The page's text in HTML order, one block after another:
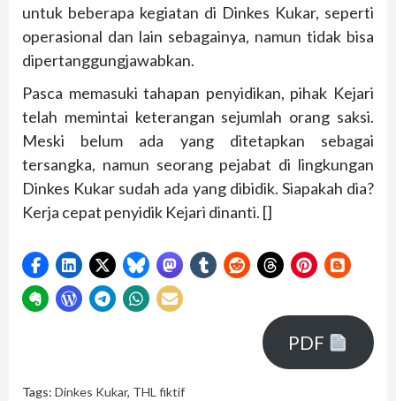
untuk beberapa kegiatan di Dinkes Kukar, seperti
operasional dan lain sebagainya, namun tidak bisa
dipertanggungjawabkan.
Pasca memasuki tahapan penyidikan, pihak Kejari
telah memintai keterangan sejumlah orang saksi.
Meski belum ada yang ditetapkan sebagai
tersangka, namun seorang pejabat di lingkungan
Dinkes Kukar sudah ada yang dibidik. Siapakah dia?
Kerja cepat penyidik Kejari dinanti. []
PDF
Tags: Dinkes Kukar, THL fiktif